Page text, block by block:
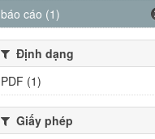
báo cáo (1)
Định dạng
PDF (1)
Giấy phép